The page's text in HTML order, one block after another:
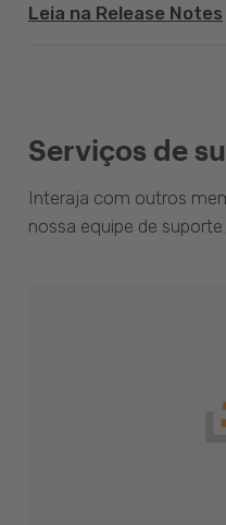
Leia na Release Notes
Serviços de
Interaja com outros
nossa equipe de suporte.